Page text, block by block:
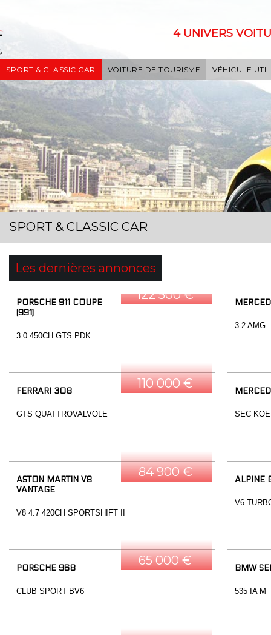
4 UNIVERS
SPORT & CLASSIC CAR VOITURE DE TOURISME VÉHICULE
SPORT & CLASSIC CAR
Les dernières annonces
122 500 €
PORSCHE 911 COUPE
(991)
3.0 450CH GTS PDK
3.2 AMG
110 000 €
FERRARI 308
GTS QUATTROVALVOLE SEC
84 900 €
ASTON MARTIN V8
VANTAGE
V8 4.7 420CH SPORTSHIFT II
ALPINE
V6
65 000 €
PORSCHE 968
CLUB SPORT BV6
BMW
535 IA M